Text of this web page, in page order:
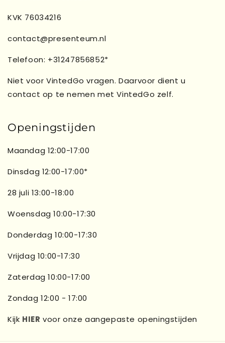
KVK 76034216
contact@presenteum.nl
Telefoon: +31247856852*
Niet voor VintedGo vragen. Daarvoor dient u
contact op te nemen met VintedGo zelf.
Openingstijden
Maandag 12:00-17:00
Dinsdag 12:00-17:00*
28 juli 13:00-18:00
Woensdag 10:00-17:30
Donderdag 10:00-17:30
Vrijdag 10:00-17:30
Zaterdag 10:00-17:00
Zondag 12:00 - 17:00
Kijk HIER voor onze aangepaste openingstijden